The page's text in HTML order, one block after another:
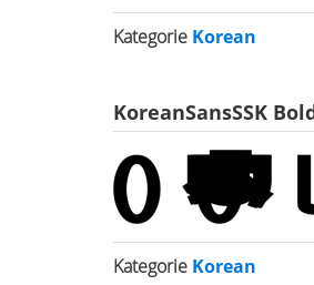
Kategorie Korean
KoreanSansSSK
Kategorie Korean